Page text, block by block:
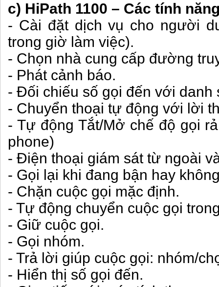
c) HiPath 1100 – Các tính
- Cài đặt dịch vụ cho người
trong giờ làm việc).
- Chọn nhà cung cấp đường
- Phát cảnh báo.
- Đối chiếu số gọi đến với danh
- Chuyển thoại tự động với lời
- Tự động Tắt/Mở chế độ gọi
phone)
- Điện thoại giám sát từ ngoài
- Gọi lại khi đang bận hay
- Chặn cuộc gọi mặc định.
- Tự động chuyển cuộc gọi
- Giữ cuộc gọi.
- Gọi nhóm.
- Trả lời giúp cuộc gọi: nhóm/
- Hiển thị số gọi đến.